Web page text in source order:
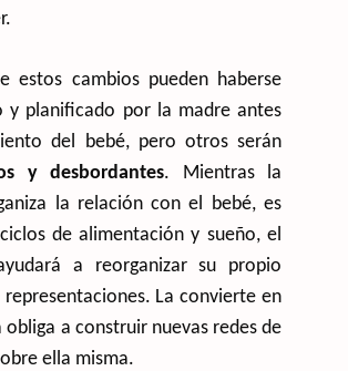
estos cambios pueden haberse
y planificado por la madre antes
del bebé, pero otros serán
y desbordantes. Mientras la
la relación con el bebé, es
de alimentación y sueño, el
a reorganizar su propio
representaciones. La convierte en
obliga a construir nuevas redes de
ella misma.